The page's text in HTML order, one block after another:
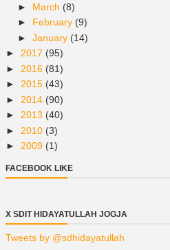
► March (8)
► February (9)
► January (14)
► 2017 (95)
► 2016 (81)
► 2015 (43)
► 2014 (90)
► 2013 (40)
► 2010 (3)
► 2009 (1)
FACEBOOK LIKE
X SDIT HIDAYATULLAH JOGJA
Tweets by @sdhidayatullah